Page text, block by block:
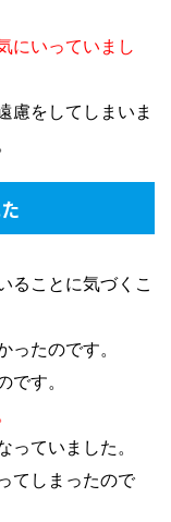
にいっていまし
慮をしてしまいま
ることに気づくこ
たのです。
す。
ていました。
てしまったので